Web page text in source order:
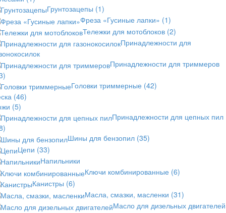
Грунтозацепы (1)
Фреза «Гусиные лапки» (1)
Тележки для мотоблоков (2)
Принадлежности для
Принадлежности для триммеров
Головки триммерные (42)
(46)
(5)
Принадлежности для цепных пил
Шины для бензопил (35)
Цепи (33)
Напильники
Ключи комбинированные (6)
Канистры (6)
Масла, смазки, масленки (31)
Масло для дизельных двигателей